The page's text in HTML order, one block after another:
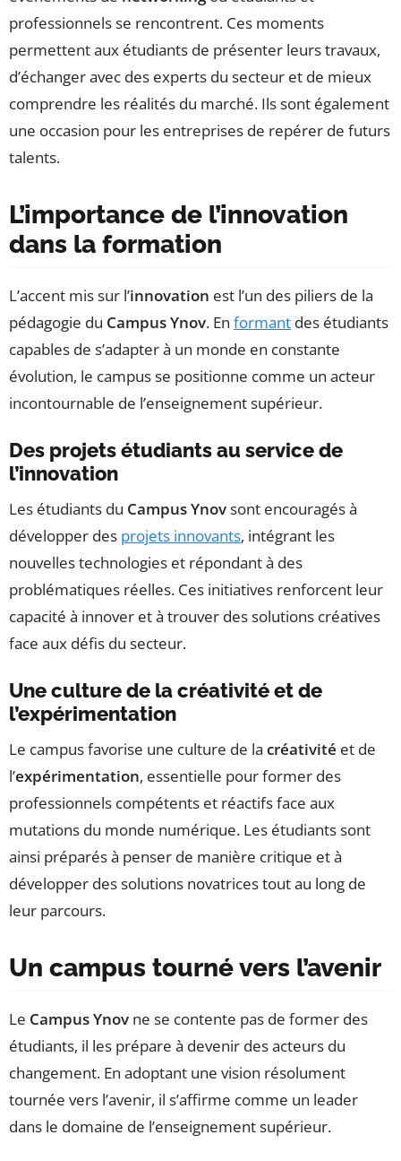
professionnels se rencontrent. Ces moments
permettent aux étudiants de présenter leurs travaux,
d’échanger avec des experts du secteur et de mieux
comprendre les réalités du marché. Ils sont également
une occasion pour les entreprises de repérer de futurs
talents.
L’importance de l’innovation
dans la formation
L’accent mis sur l’innovation est l’un des piliers de la
pédagogie du Campus Ynov. En formant des étudiants
capables de s’adapter à un monde en constante
évolution, le campus se positionne comme un acteur
incontournable de l’enseignement supérieur.
Des projets étudiants au service de
l’innovation
Les étudiants du Campus Ynovsont encouragés à
développer des projets innovants, intégrant les
nouvelles technologies et répondant à des
problématiques réelles. Ces initiatives renforcent leur
capacité à innover et à trouver des solutions créatives
face aux défis du secteur.
Une culture de la créativité et de
l’expérimentation
Le campus favorise une culture de la créativité et de
l’expérimentation, essentielle pour former des
professionnels compétents et réactifs face aux
mutations du monde numérique. Les étudiants sont
ainsi préparés à penser de manière critique et à
développer des solutions novatrices tout au long de
leur parcours.
Un campus tourné vers l’avenir
Le Campus Ynov ne se contente pas de former des
étudiants, il les prépare à devenir des acteurs du
changement. En adoptant une vision résolument
tournée vers l’avenir, il s’affirme comme un leader
dans le domaine de l’enseignement supérieur.